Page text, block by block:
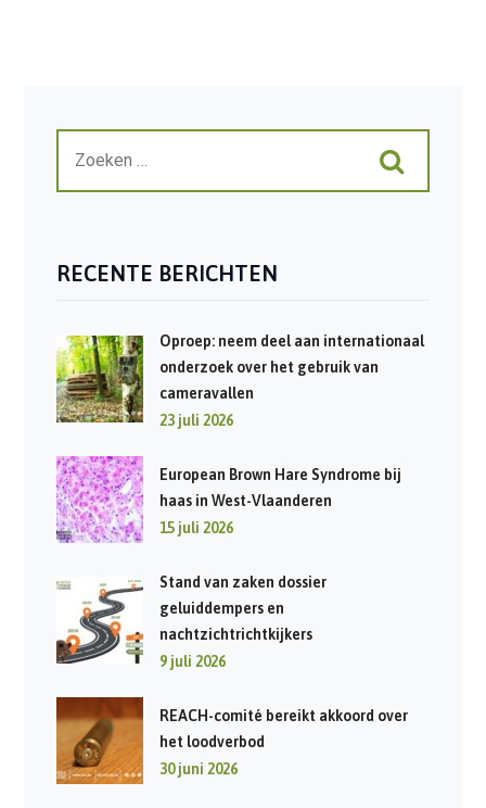
RECENTE BERICHTEN
Oproep: neem deel aan internationaal
onderzoek over het gebruik van
cameravallen
23 juli 2026
European Brown Hare Syndrome bij
haas in West-Vlaanderen
15 juli 2026
Stand van zaken dossier
geluiddempers en
nachtzichtrichtkijkers
9 juli 2026
REACH-comité bereikt akkoord over
het loodverbod
30 juni 2026